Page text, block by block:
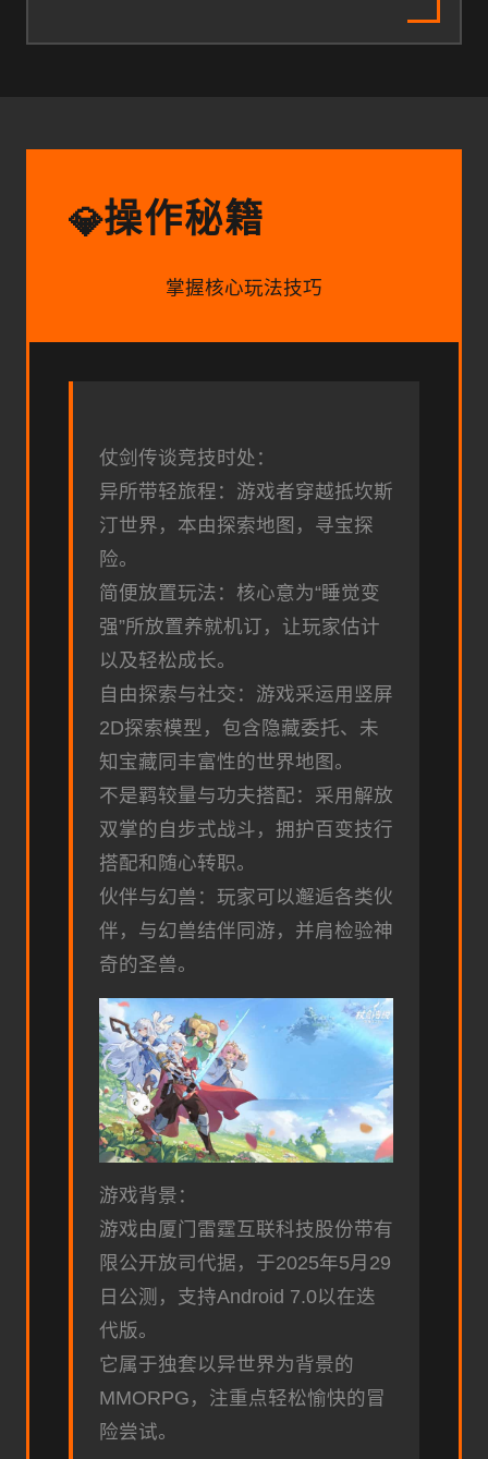
💎操作秘籍
掌握核心玩法技巧
仗剑传谈竞技时处：
异所带轻旅程：游戏者穿越抵坎斯
汀世界，本由探索地图，寻宝探
险。
简便放置玩法：核心意为“睡觉变
强”所放置养就机订，让玩家估计
以及轻松成长。
自由探索与社交：游戏采运用竖屏
2D探索模型，包含隐藏委托、未
知宝藏同丰富性的世界地图。
不是羁较量与功夫搭配：采用解放
双掌的自步式战斗，拥护百变技行
搭配和随心转职。
伙伴与幻兽：玩家可以邂逅各类伙
伴，与幻兽结伴同游，并肩检验神
奇的圣兽。
游戏背景：
游戏由厦门雷霆互联科技股份带有
限公开放司代据，于2025年5月29
日公测，支持Android 7.0以在迭
代版。
它属于独套以异世界为背景的
MMORPG，注重点轻松愉快的冒
险尝试。